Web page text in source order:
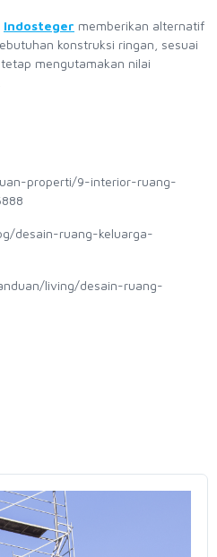
Indosteger memberikan alternatif
konstruksi ringan, sesuai
mengutamakan nilai
properti/9-interior-ruang-
desain-ruang-keluarga-
living/desain-ruang-